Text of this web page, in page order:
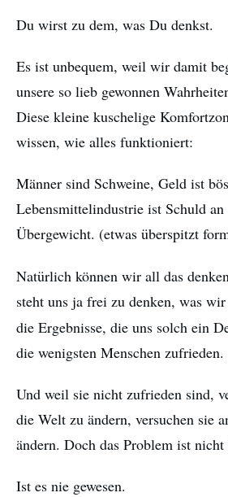
Du wirst zu dem, was Du denkst.
Es ist unbequem, weil wir damit
unsere so lieb gewonnen
Diese kleine kuschelige
wissen, wie alles funktioniert:
Männer sind Schweine, Geld ist
Lebensmittelindustrie ist Schuld an
Übergewicht. (etwas überspitzt
Natürlich können wir all das
steht uns ja frei zu denken, was
die Ergebnisse, die uns solch ein
die wenigsten Menschen zufrieden.
Und weil sie nicht zufrieden sind,
die Welt zu ändern, versuchen sie
ändern. Doch das Problem ist nicht
Ist es nie gewesen.